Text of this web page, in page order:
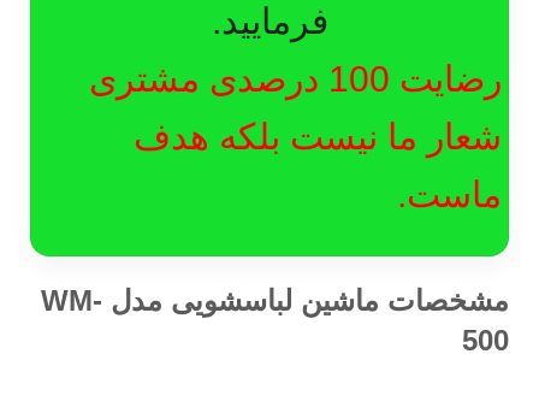
فرمایید.
رضایت 100 درصدی مشتری
شعار ما نیست بلکه هدف
ماست.
مشخصات ماشین لباسشویی مدل WM-
500